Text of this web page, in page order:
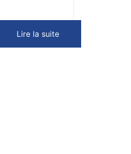
Lire la suite